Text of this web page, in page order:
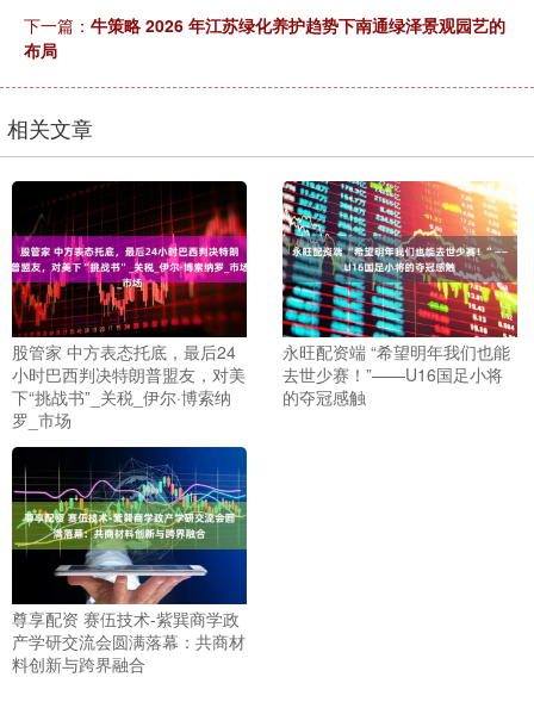
下一篇： 牛策略 2026 年江苏绿化养护趋势下南通绿泽景观园艺的
布局
相关文章
股管家 中方表态托底，最后24
小时巴西判决特朗普盟友，对美
下“挑战书”_关税_伊尔·博索纳
罗_市场
永旺配资端 “希望明年我们也能
去世少赛！”——U16国足小将
的夺冠感触
尊享配资 赛伍技术-紫巽商学政
产学研交流会圆满落幕：共商材
料创新与跨界融合